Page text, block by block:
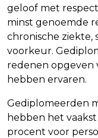
geloof met
minst genoemde
chronische ziekte,
voorkeur.
redenen opgeven
hebben ervaren.
Gediplomeerden
hebben het
procent voor